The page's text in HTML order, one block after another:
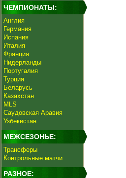
ЧЕМПИОНАТЫ:
Англия
Германия
Испания
Италия
Франция
Нидерланды
Португалия
Турция
Беларусь
Казахстан
MLS
Саудовская Аравия
Узбекистан
МЕЖСЕЗОНЬЕ:
Трансферы
Контрольные матчи
РАЗНОЕ: